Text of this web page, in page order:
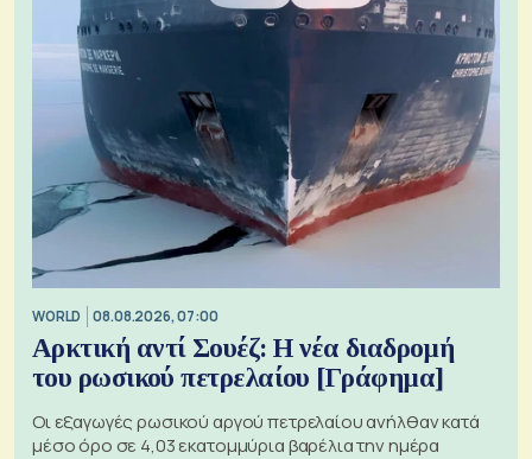
WORLD 08.08.2026, 07:00
Αρκτική αντί Σουέζ: Η νέα διαδρομή
του ρωσικού πετρελαίου [Γράφημα]
Οι εξαγωγές ρωσικού αργού πετρελαίου ανήλθαν κατά
μέσο όρο σε 4,03 εκατομμύρια βαρέλια την ημέρα